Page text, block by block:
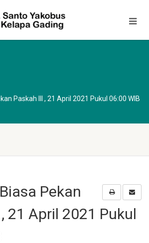
Paskah III , 21 April 2021 Pukul 06:00 WIB
Pekan
21 April 2021 Pukul